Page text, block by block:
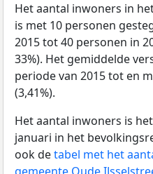
Het aantal inwoners in
is met 10 personen
2015 tot 40 personen in
33%). Het gemiddelde
periode van 2015 tot en
(3,41%).
Het aantal inwoners is
januari in het
ook detabel met het